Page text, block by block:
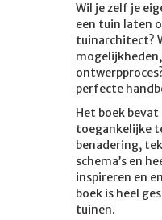
Wil je zelf je
een tuin laten
tuinarchitect?
perfecte
Het boek bevat
toegankelijke
benadering,
schema’s en
inspireren en
boek is heel
tuinen.